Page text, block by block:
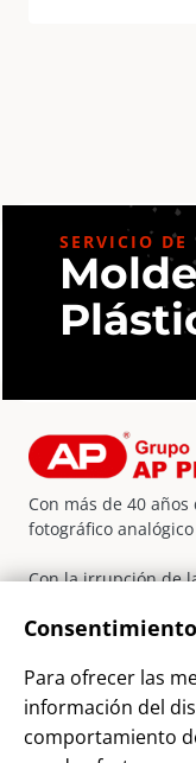
SERVICIO DE
Con más de 40
fotográfico
Con la irrupción de
la evolución y
Facebook
Instagram
Para ofrecer las
información del
comportamiento